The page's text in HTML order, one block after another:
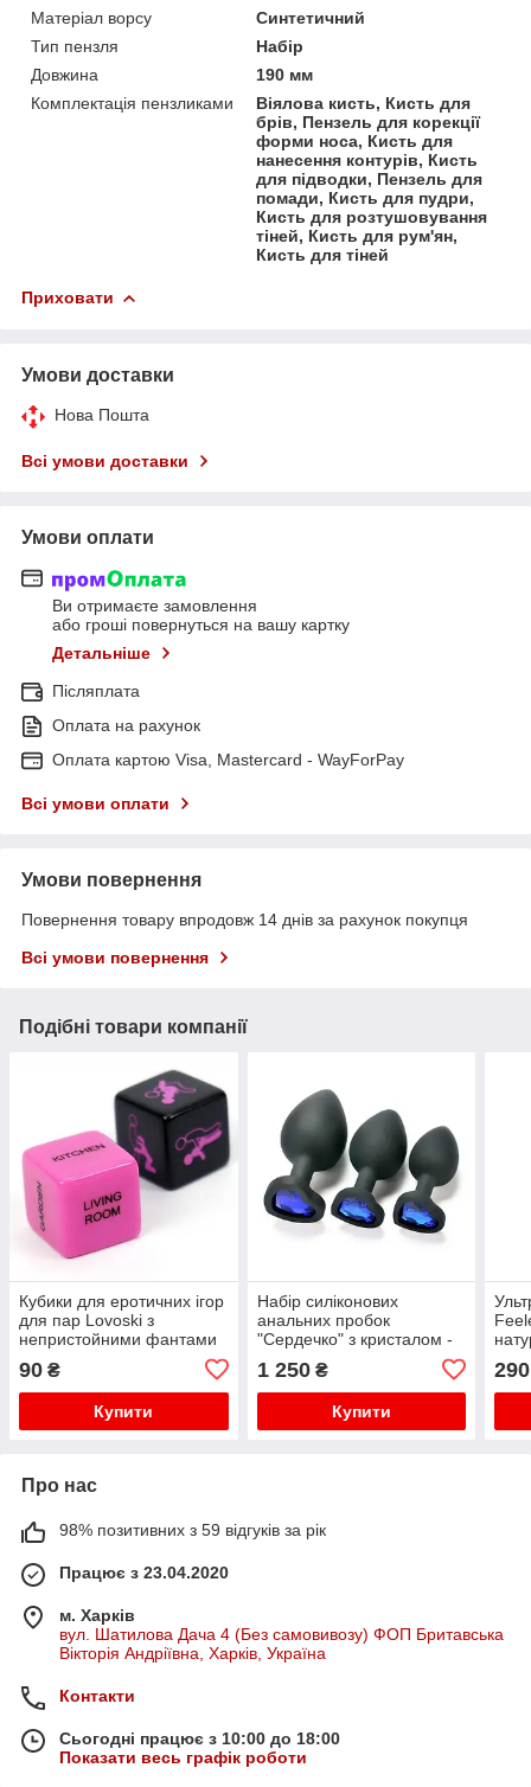
Матеріал ворсу
Синтетичний
Тип пензля
Набір
Довжина
190 мм
Комплектація пензликами
Віялова кисть, Кисть для
брів, Пензель для корекції
форми носа, Кисть для
нанесення контурів, Кисть
для підводки, Пензель для
помади, Кисть для пудри,
Кисть для розтушовування
тіней, Кисть для рум'ян,
Кисть для тіней
Приховати
Умови доставки
Нова Пошта
Всі умови доставки
Умови оплати
Ви отримаєте замовлення
або гроші повернуться на вашу картку
Детальніше
Післяплата
Оплата на рахунок
Оплата картою Visa, Mastercard - WayForPay
Всі умови оплати
Умови повернення
Повернення товару впродовж 14 днів за рахунок покупця
Всі умови повернення
Подібні товари компанії
Кубики для еротичних ігор
для пар Lovoski з
непристойними фантами
2 шт Рожевий та Чорний
90 ₴
Купити
Набір силіконових
анальних пробок
"Сердечко" з кристалом -
Анальні іграшки
1 250₴
Купити
10
290
Про нас
98% позитивних з 59 відгуків за рік
Працює з 23.04.2020
м. Харків
вул. Шатилова Дача 4 (Без самовивозу) ФОП Бритавська
Вікторія Андріївна, Харків, Україна
Контакти
Сьогодні працює з 10:00 до 18:00
Показати весь графік роботи